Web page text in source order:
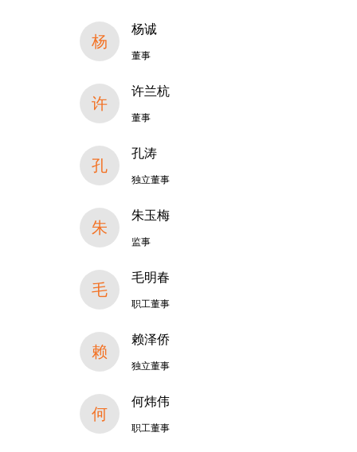
杨
杨诚
董事
许
许兰杭
董事
孔
孔涛
独立董事
朱
朱玉梅
监事
毛
毛明春
职工董事
赖
赖泽侨
独立董事
何
何炜伟
职工董事